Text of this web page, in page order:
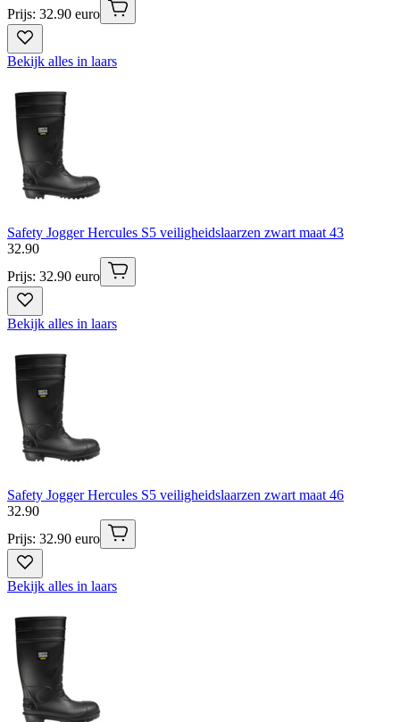
Prijs: 32.90 euro
Bekijk alles in laars
Safety Jogger Hercules S5 veiligheidslaarzen zwart maat 43
32.90
Prijs: 32.90 euro
Bekijk alles in laars
Safety Jogger Hercules S5 veiligheidslaarzen zwart maat 46
32.90
Prijs: 32.90 euro
Bekijk alles in laars